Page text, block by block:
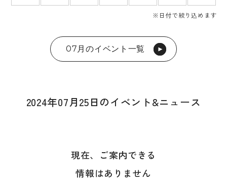
※日付で絞り込めます
07月のイベント一覧
2024年07月25日のイベント&ニュース
現在、ご案内できる
情報はありません